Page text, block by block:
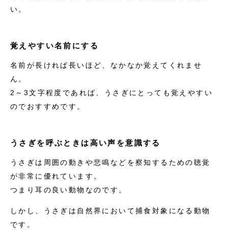
い。
覚えやすい名前にする
名前が長ければ長いほど、なかなか覚えてくれませ
ん。
2～3文字程度であれば、うさぎにとっても覚えやすい
のでおすすめです。
うさぎを呼ぶときは高い声を意識する
うさぎは周囲の動きや悲鳴などを察知するための聴覚
が非常に優れています。
つまり耳の良い動物なのです。
しかし、うさぎは自然界において捕食対象になる動物
です。